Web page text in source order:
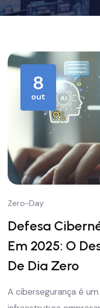
8
out
Zero-Day
Defesa
Em 2025: O
De Dia Zero
A cibersegurança é